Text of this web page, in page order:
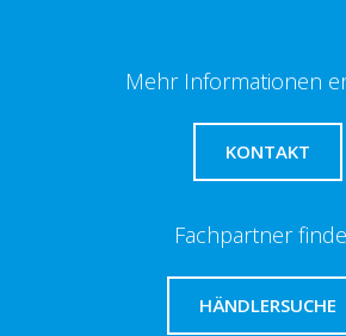
Mehr Informationen
KONTAKT
Fachpartner
HÄNDLERSUCHE